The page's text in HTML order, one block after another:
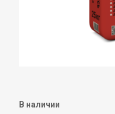
В наличии